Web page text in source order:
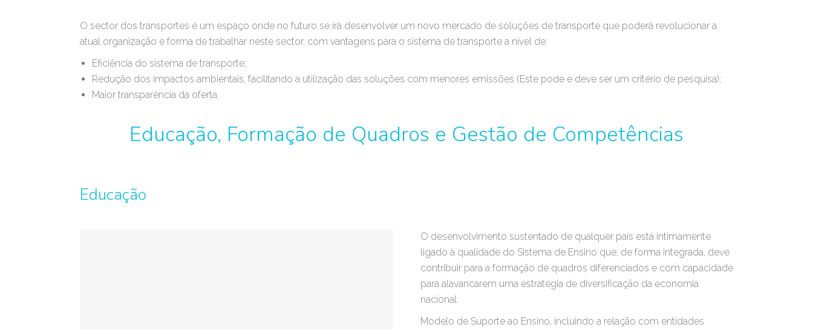
O sector dos transportes é um espaço onde no futuro se irá desenvolver um novo mercado de soluções de transporte que poderá revolucionar a
atual organização e forma de trabalhar neste sector, com vantagens para o sistema de transporte a nível de:
Eficiência do sistema de transporte;
Redução dos impactos ambientais, facilitando a utilização das soluções com menores emissões (Este pode e deve ser um critério de pesquisa);
Maior transparência da oferta.
Educação, Formação de Quadros e Gestão de Competências
Educação
O desenvolvimento sustentado de qualquer país está intimamente
ligado à qualidade do Sistema de Ensino que, de forma integrada, deve
contribuir para a formação de quadros diferenciados e com capacidade
para alavancarem uma estratégia de diversificação da economia
nacional.
Modelo de Suporte ao Ensino, incluindo a relação com entidades